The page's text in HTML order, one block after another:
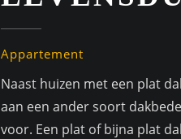
Appartement
Naast huizen met een plat
aan een ander soort
voor. Een plat of bijna plat